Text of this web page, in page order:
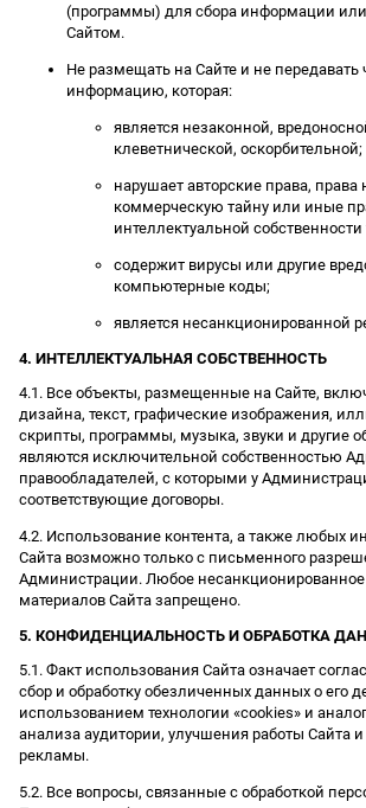
(программы) для сбора информации
Сайтом.
Не размещать на Сайте и не передавать
информацию, которая:
является незаконной,
клеветнической, оскорбительной;
нарушает авторские права, права
коммерческую тайну или иные
интеллектуальной собственности
содержит вирусы или другие
компьютерные коды;
является несанкционированной
4. ИНТЕЛЛЕКТУАЛЬНАЯ СОБСТВЕННОСТЬ
4.1. Все объекты, размещенные на Сайте,
дизайна, текст, графические изображения,
скрипты, программы, музыка, звуки и другие
являются исключительной собственностью
правообладателей, с которыми у
соответствующие договоры.
4.2. Использование контента, а также любых
Сайта возможно только с письменного
Администрации. Любое
материалов Сайта запрещено.
5. КОНФИДЕНЦИАЛЬНОСТЬ И ОБРАБОТКА
5.1. Факт использования Сайта означает
сбор и обработку обезличенных данных о его
использованием технологии «cookies» и
анализа аудитории, улучшения работы Сайта
рекламы.
5.2. Все вопросы, связанные с обработкой